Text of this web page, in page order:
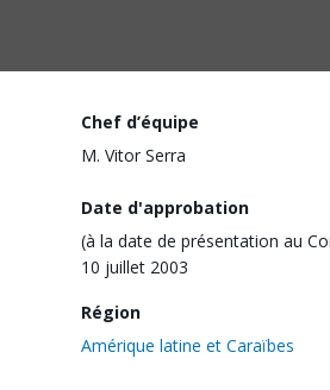
Chef d’équipe
M. Vitor Serra
Date d'approbation
(à la date de présentation au
10 juillet 2003
Région
Amérique latine et Caraïbes